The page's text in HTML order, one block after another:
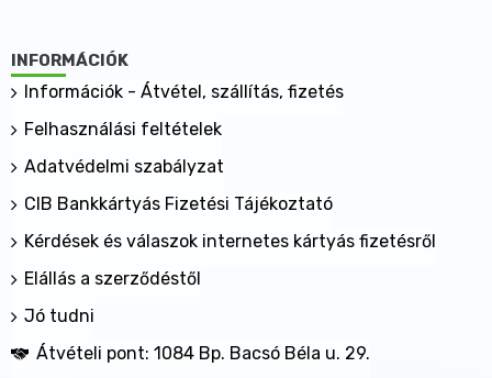
INFORMÁCIÓK
Információk - Átvétel, szállítás, fizetés
Felhasználási feltételek
Adatvédelmi szabályzat
CIB Bankkártyás Fizetési Tájékoztató
Kérdések és válaszok internetes kártyás fizetésről
Elállás a szerződéstől
Jó tudni
Átvételi pont: 1084 Bp. Bacsó Béla u. 29.